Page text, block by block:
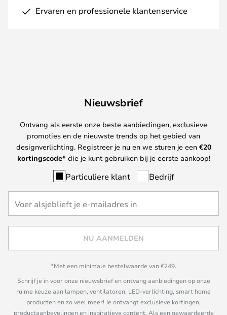
Ervaren en professionele klantenservice
Nieuwsbrief
Ontvang als eerste onze beste aanbiedingen, exclusieve
promoties en de nieuwste trends op het gebied van
designverlichting. Registreer je nu en we sturen je een €20
kortingscode* die je kunt gebruiken bij je eerste aankoop!
Particuliere klant Bedrijf
NU AANMELDEN
*Met een minimale bestelwaarde van €249.
Schrijf je in voor onze nieuwsbrief en ontvang aanbiedingen op onze
ruime keuze aan lampen, ventilatoren, LED-verlichting, smart home
producten en zo veel meer! Je ontvangt exclusieve kortingen,
productaanbevelingen en inspiratieve content. Als een gewaardeerde